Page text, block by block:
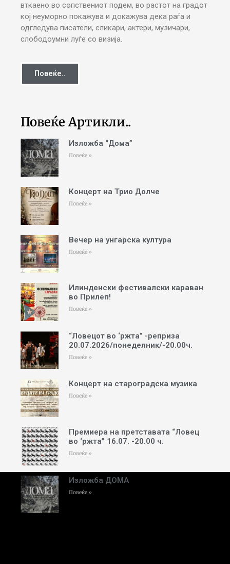
вткаено во сопствениот подем, во растот на градот
кој неуморно покажува и докажува дека раѓа и
одгледува писатели, сликари, актери, музичари,
слободоумни луѓе со визија.
Повеќе..
Повеќе Артикли..
Изложба “Дома”
Повеќе »
Концерт на Трио Долче
Повеќе »
Вечер на унгарска култура
Повеќе »
Илинденски фестивалски караван
во Прилеп!
Повеќе »
“Ловецот во ‘ржта” -реприза
20.07.2026/понеделник/-20.00ч.
Повеќе »
Концерт на староградска музика
Повеќе »
Премиера на претставата “Ловец
во ‘ржта” 16.07. -20.00 ч.
Повеќе »
Изложба ДОМА
Повеќе »